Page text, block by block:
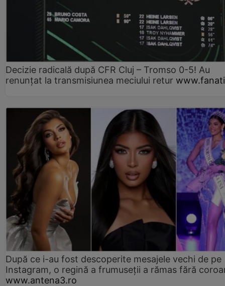
Decizie radicală după CFR Cluj – Tromso 0-5! Au
renunțat la transmisiunea meciului retur
După ce i-au fost descoperite mesajele vechi de pe
Instagram, o regină a frumuseții a rămas fără
www.antena3.ro